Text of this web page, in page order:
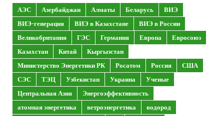
АЭС Азербайджан Алматы Беларусь
ВИЭ
ВИЭ-генерация
ВИЭ в Казахстане
ВИЭ в России
Великобритания
ГЭС Германия Европа
Евросоюз
Казахстан
Китай
Кыргызстан
Министерство Энергетики РК
Росатом Россия
США
СЭС
ТЭЦ Узбекистан Украина
Ученые
Центральная Азия
Энергоэффективность
атомная энергетика
ветроэнергетика
водород